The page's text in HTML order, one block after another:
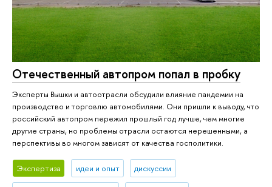
Отечественный автопром попал в пробку
Эксперты Вышки и автоотрасли обсудили влияние пандемии на
производство и торговлю автомобилями. Они пришли к выводу, что
российский автопром пережил прошлый год лучше, чем многие
другие страны, но проблемы отрасли остаются нерешенными, а
перспективы во многом зависят от качества госполитики.
Экспертиза идеи и опыт дискуссии